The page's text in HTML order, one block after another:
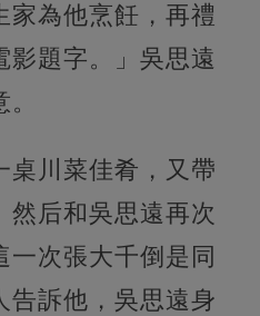
家為他烹飪，再禮
影題字。」吳思遠
桌川菜佳肴，又帶
然后和吳思遠再次
一次張大千倒是同
告訴他，吳思遠身